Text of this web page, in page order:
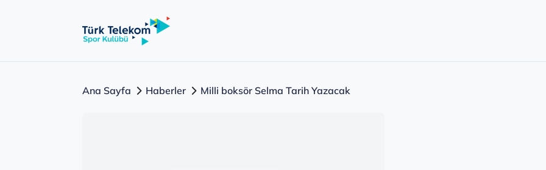
Ana Sayfa Haberler Milli boksör Selma Tarih Yazacak